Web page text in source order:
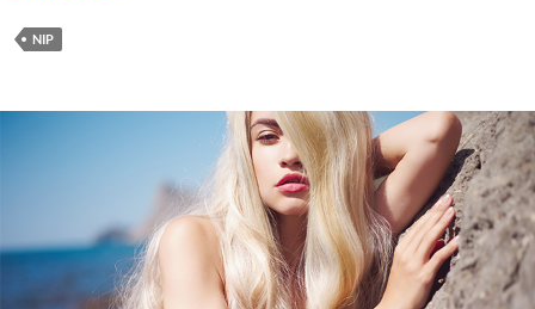
SHAKESPEARE
–
NUE
DANS
NIP